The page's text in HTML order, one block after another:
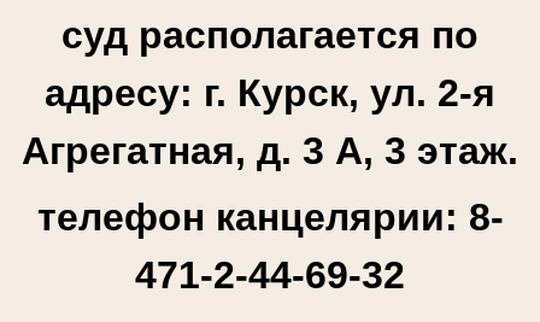
суд располагается по
адресу: г. Курск, ул. 2-я
Агрегатная, д. 3 А, 3 этаж.
телефон канцелярии: 8-
471-2-44-69-32